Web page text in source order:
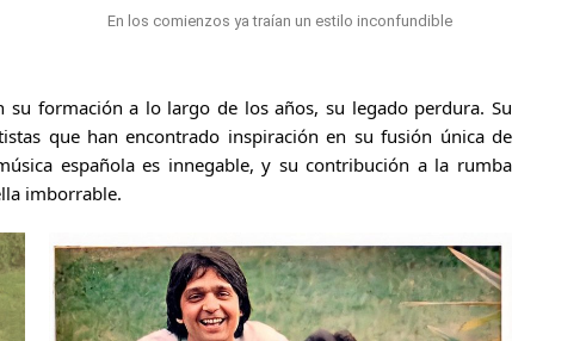
En los comienzos ya traían un estilo inconfundible
su formación a lo largo de los años, su legado perdura. Su
que han encontrado inspiración en su fusión única de
española es innegable, y su contribución a la rumba
imborrable.